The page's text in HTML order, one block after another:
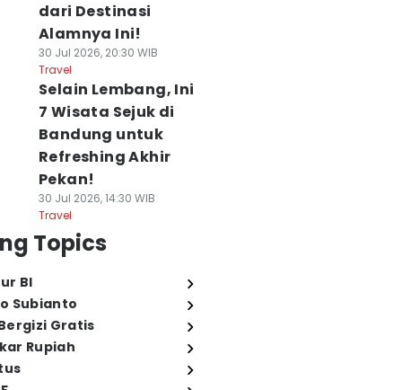
dari Destinasi
Alamnya Ini!
30 Jul 2026, 20:30 WIB
Travel
Selain Lembang, Ini
7 Wisata Sejuk di
Bandung untuk
Refreshing Akhir
Pekan!
30 Jul 2026, 14:30 WIB
Travel
Topics
BI
Subianto
Gratis
Rupiah